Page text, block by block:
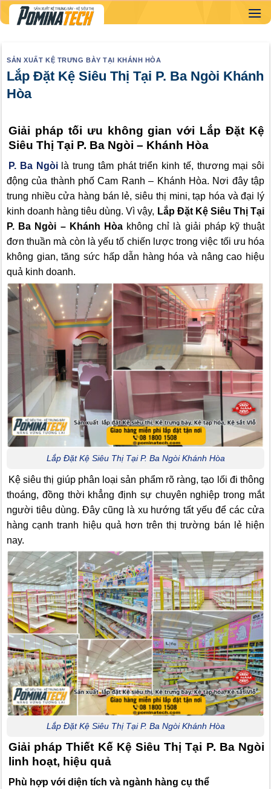
Skip
to
SẢN XUẤT KỆ TRƯNG BÀY TẠI KHÁNH HÒA
Lắp Đặt Kệ Siêu Thị Tại P. Ba Ngòi Khánh
Hòa
Giải pháp tối ưu không gian với Lắp Đặt Kệ
Siêu Thị Tại P. Ba Ngòi – Khánh Hòa
P. Ba Ngòilà trung tâm phát triển kinh tế, thương mại sôi
động của thành phố Cam Ranh – Khánh Hòa. Nơi đây tập
trung nhiều cửa hàng bán lẻ, siêu thị mini, tạp hóa và đại lý
kinh doanh hàng tiêu dùng. Vì vậy, Lắp Đặt Kệ Siêu Thị Tại
P. Ba Ngòi – Khánh Hòakhông chỉ là giải pháp kỹ thuật
đơn thuần mà còn là yếu tố chiến lược trong việc tối ưu hóa
không gian, tăng sức hấp dẫn hàng hóa và nâng cao hiệu
quả kinh doanh.
Lắp Đặt Kệ Siêu Thị Tại P. Ba Ngòi Khánh Hòa
Kệ siêu thị giúp phân loại sản phẩm rõ ràng, tạo lối đi thông
thoáng, đồng thời khẳng định sự chuyên nghiệp trong mắt
người tiêu dùng. Đây cũng là xu hướng tất yếu để các cửa
hàng cạnh tranh hiệu quả hơn trên thị trường bán lẻ hiện
nay.
Lắp Đặt Kệ Siêu Thị Tại P. Ba Ngòi Khánh Hòa
Giải pháp Thiết Kế Kệ Siêu Thị Tại P. Ba Ngòi
linh hoạt, hiệu quả
Phù hợp với diện tích và ngành hàng cụ thể